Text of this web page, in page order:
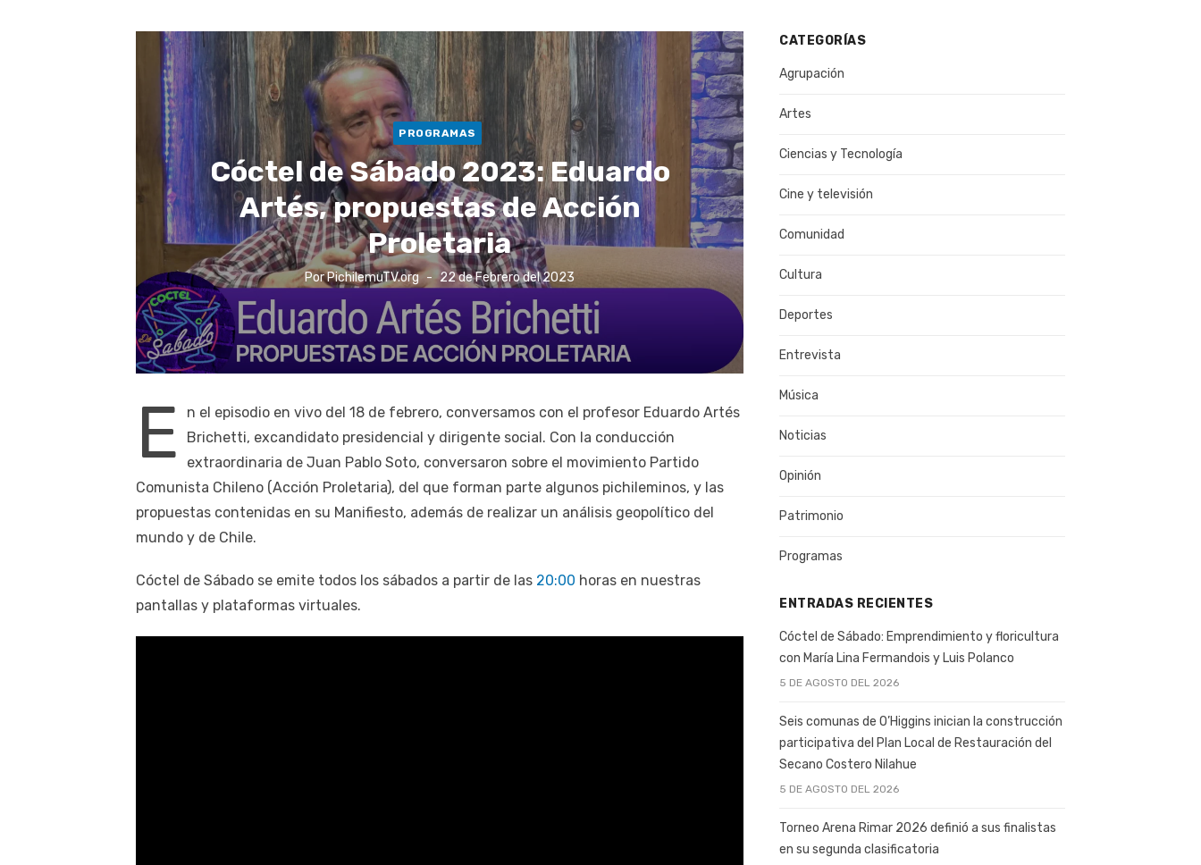
PROGRAMAS
Cóctel de Sábado 2023: Eduardo
Artés, propuestas de Acción
Proletaria
PorPichilemuTV.org
Publicado
el
22 de Febrero del 2023
E
n el episodio en vivo del 18 de febrero, conversamos con el profesor Eduardo Artés
Brichetti, excandidato presidencial y dirigente social. Con la conducción
extraordinaria de Juan Pablo Soto, conversaron sobre el movimiento Partido
Comunista Chileno (Acción Proletaria), del que forman parte algunos pichileminos, y las
propuestas contenidas en su Manifiesto, además de realizar un análisis geopolítico del
mundo y de Chile.
Cóctel de Sábado se emite todos los sábados a partir de las 20:00 horas en nuestras
pantallas y plataformas virtuales.
CATEGORÍAS
Agrupación
Artes
Ciencias y Tecnología
Cine y televisión
Comunidad
Cultura
Deportes
Entrevista
Música
Noticias
Opinión
Patrimonio
Programas
ENTRADAS RECIENTES
Cóctel de Sábado: Emprendimiento y floricultura
con María Lina Fermandois y Luis Polanco
5 DE AGOSTO DEL 2026
Seis comunas de O’Higgins inician la construcción
participativa del Plan Local de Restauración del
Secano Costero Nilahue
5 DE AGOSTO DEL 2026
Torneo Arena Rimar 2026 definió a sus finalistas
en su segunda clasificatoria